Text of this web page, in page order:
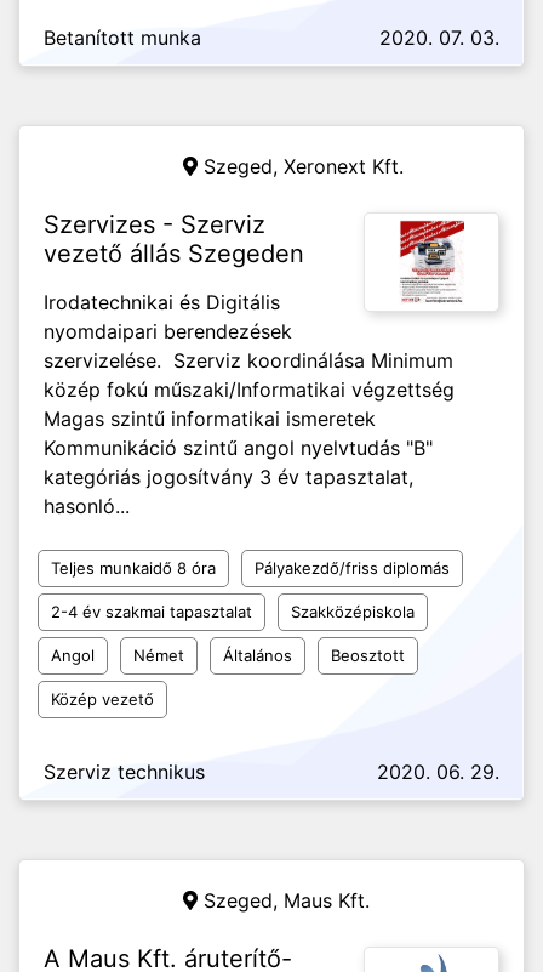
Betanított munka 2020. 07. 03.
Szeged, Xeronext Kft.
Szervizes - Szerviz
vezető állás Szegeden
Irodatechnikai és Digitális
nyomdaipari berendezések
szervizelése. Szerviz koordinálása Minimum
közép fokú műszaki/Informatikai végzettség
Magas szintű informatikai ismeretek
Kommunikáció szintű angol nyelvtudás "B"
kategóriás jogosítvány 3 év tapasztalat,
hasonló...
Teljes munkaidő 8 óra Pályakezdő/friss diplomás
2-4 év szakmai tapasztalat Szakközépiskola
Angol Német Általános Beosztott
Közép vezető
Szerviz technikus 2020. 06. 29.
Szeged, Maus Kft.
A Maus Kft. áruterítő-